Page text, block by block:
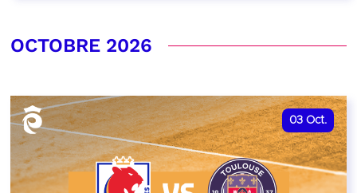
OCTOBRE 2026
03 Oct.